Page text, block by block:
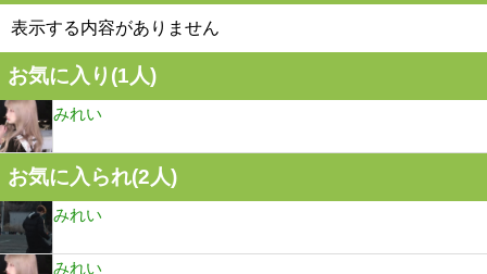
表示する内容がありません
お気に入り(1人)
みれい
お気に入られ(2人)
みれい
みれい